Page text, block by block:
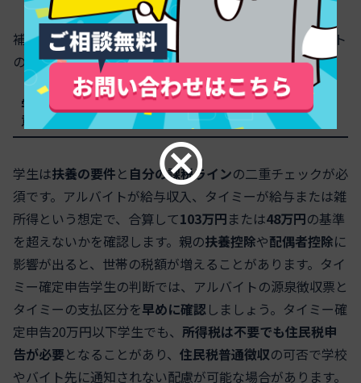
補足として、青色申告は事業所得向けの制度で、スポット
のスキマワークは雑所得が基本になりやすいです。
学生がアルバイトとタイミーを掛け持ちするときの注
意点
学生は扶養の要件と 自分の課税ラインの二重チェックが必
須です。アルバイトが給与収入、タイミーが給与または雑
所得という想定で、合算して103万円または48万円の基準
を超えないかを確認します。親の扶養控除や配偶者控除に
影響が出ると、世帯の税額が増えることがあります。タイ
ミー確定申告学生の判断では、アルバイトの源泉徴収票と
タイミーの支払区分を早めに確認しましょう。タイミー確
定申告20万円以下学生でも、 所得税は不要でも住民税申
告が必要となることがあり、 住民税普通徴収の可否で学校
やバイト先に通知されない配慮が可能な場合があります。